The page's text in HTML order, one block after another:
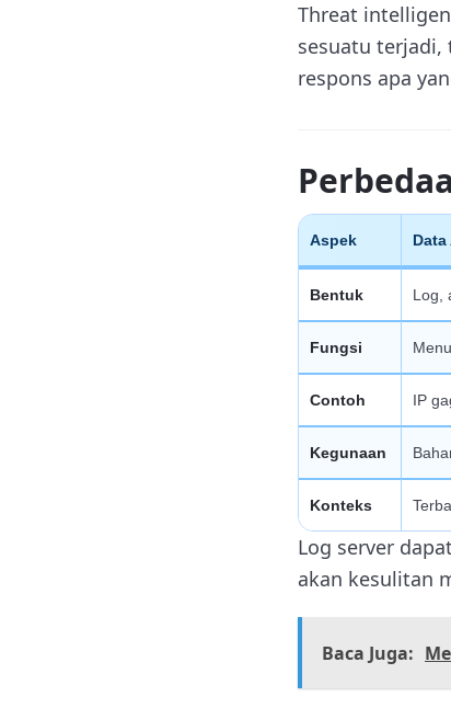
Threat
sesuatu terjadi,
respons apa
Aspek Data
Bentuk Log,
Fungsi
Contoh IP
Kegunaan
Konteks
Log server
akan kesulitan
Baca Juga: